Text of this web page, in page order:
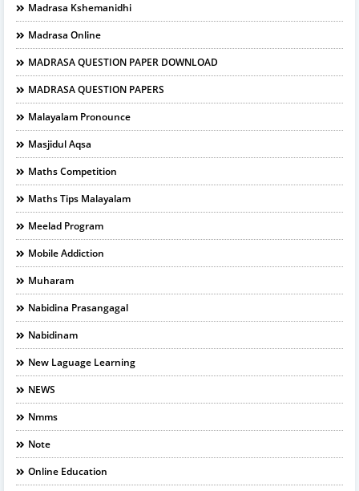
Madrasa Kshemanidhi
Madrasa Online
MADRASA QUESTION PAPER DOWNLOAD
MADRASA QUESTION PAPERS
Malayalam Pronounce
Masjidul Aqsa
Maths Competition
Maths Tips Malayalam
Meelad Program
Mobile Addiction
Muharam
Nabidina Prasangagal
Nabidinam
New Laguage Learning
NEWS
Nmms
Note
Online Education